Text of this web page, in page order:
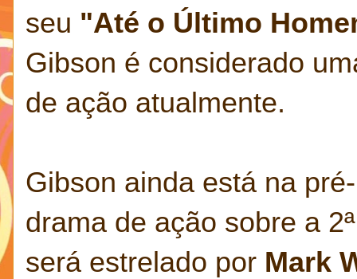
seu "Até o Último
Gibson é considerado
de ação atualmente.
Gibson ainda está na
drama de ação sobre a
será estrelado por Mark